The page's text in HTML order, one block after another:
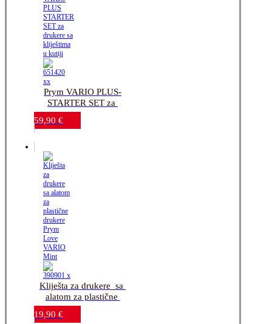
Prym VARIO PLUS-
STARTER SET za
drukere sa kliještima u
59,90 €
Kliješta za drukere_sa
alatom za plastične
drukere_Prym Love
VARIO Mint
19,90 €